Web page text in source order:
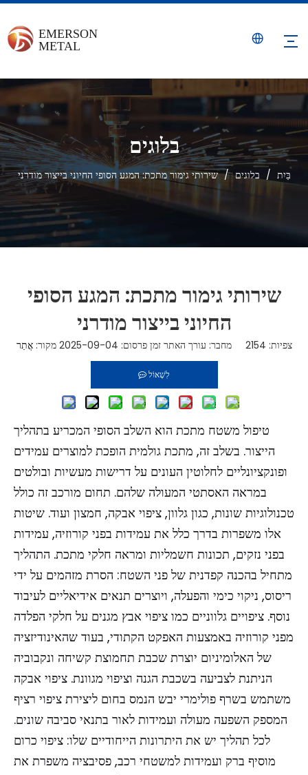
בלוגים
בַּיִת / בלוגים / שירותי גימור מתכת: המגע הסופי החיוני בייצור מודרני
שירותי גימור מתכת: המגע הסופי
החיוני בייצור מודרני
צפיות: 2154 מחבר: עורך האתר זמן פרסום: 2025-09-04 מקור: אֲתַר
לִשְׁאוֹל
טיפול משטח מתכת הוא השלב הסופי המכריע בתהליך
הייצור. בשלב זה, מתכת גולמית הופכת למוצרים עמידים
ופונקציונליים לחלוטין העונים על דרישות מעשיות ובולטים
במראה האסתטי המעולה שלהם. תחום מורכב זה כולל
טכנולוגיות שונות, כגון גלוון, ציפוי אבקה, חמצון ועוד. שיטות
אלו משפרות בדרך כלל את עמידות בפני קורוזיה, עמידות
בפני נזקים, תכונות חשמליות ומראה חלקי מתכת. התהליך
מתחיל בהכנה קפדנית של פני השטח: הסרת מזהמים על ידי
ריסוס, ניקוי כימי והפעלה, ויוצרים תנאים אידיאליים לעיבוד
נוסף. ציפויים גלווניים כמו ציפוי אבץ מגנים על חלקי הפלדה
מפני קורוזיה באמצעות האפקט הקתודי, בעוד שהאינודיזציה
של האלומיניום יוצרת שכבת תחמוצת קשיחה ונקבוביה
הניתנת לצביעה בשכבת הגנה וציפוי מגוונת. ציפוי אבקה
משתמש בשרף פולימרי יבש הנמס בחום ליצירת ציפוי רציף
המספק השפעה מעולה ועמידות לאור בתנאי סביבה שונים.
לכל תהליך יש את היתרונות הייחודיים שלו: ציפוי כרום
מוסיף ברק ועמידות למשטחי רכב, פסיבציה משפרת את